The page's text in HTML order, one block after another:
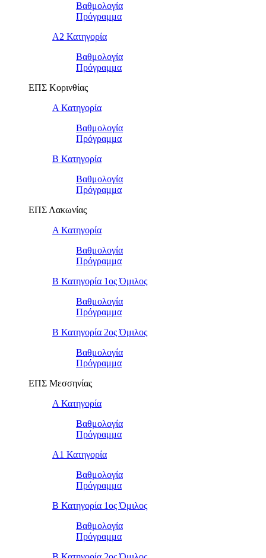
Βαθμολογία
Πρόγραμμα
Α2 Κατηγορία
Βαθμολογία
Πρόγραμμα
ΕΠΣ Κορινθίας
Α Κατηγορία
Βαθμολογία
Πρόγραμμα
Β Κατηγορία
Βαθμολογία
Πρόγραμμα
ΕΠΣ Λακωνίας
Α Κατηγορία
Βαθμολογία
Πρόγραμμα
Β Κατηγορία 1ος Όμιλος
Βαθμολογία
Πρόγραμμα
Β Κατηγορία 2ος Όμιλος
Βαθμολογία
Πρόγραμμα
ΕΠΣ Μεσσηνίας
Α Κατηγορία
Βαθμολογία
Πρόγραμμα
Α1 Κατηγορία
Βαθμολογία
Πρόγραμμα
Β Κατηγορία 1ος Όμιλος
Βαθμολογία
Πρόγραμμα